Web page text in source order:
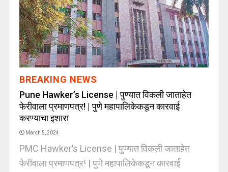
BREAKING NEWS
Pune Hawker’s License | पुण्यात विकली जाताहेत
फेरीवाला प्रमाणपत्र! | पुणे महापालिकेकडून कारवाई
करण्याचा इशारा
March 5, 2024
PMC Hawker’s License | पुण्यात विकली जाताहेत
फेरीवाला प्रमाणपत्र! | पुणे महापालिकेकडून कारवाई